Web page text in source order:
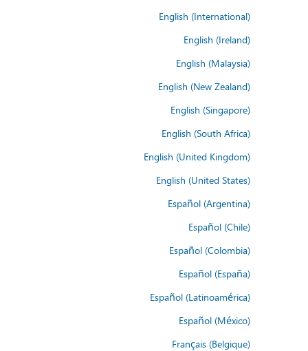
English (International)
English (Ireland)
English (Malaysia)
English (New Zealand)
English (Singapore)
English (South Africa)
English (United Kingdom)
English (United States)
Español (Argentina)
Español (Chile)
Español (Colombia)
Español (España)
Español (Latinoamérica)
Español (México)
Français (Belgique)